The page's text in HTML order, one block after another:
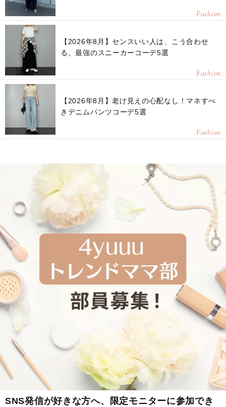
Fashion
【2026年8月】センスいい人は、こう合わせ
る。最強のスニーカーコーデ5選
Fashion
【2026年8月】老け見えの心配なし！マネすべ
きデニムパンツコーデ5選
Fashion
SNS発信が好きな方へ、限定モニターに参加でき